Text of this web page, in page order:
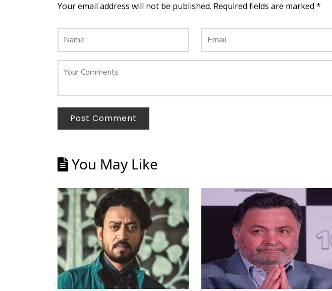
Your email address will not be published. Required fields are marked *
Post Comment
You May Like